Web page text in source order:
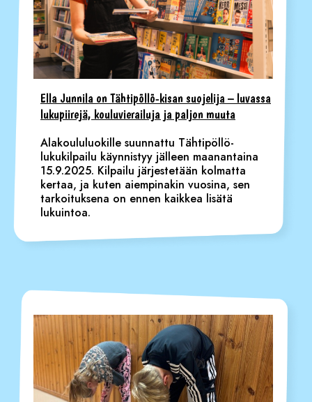
Ella Junnila on Tähtipöllö-kisan suojelija – luvassa
lukupiirejä, kouluvierailuja ja paljon muuta
Alakoululuokille suunnattu Tähtipöllö-
lukukilpailu käynnistyy jälleen maanantaina
15.9.2025. Kilpailu järjestetään kolmatta
kertaa, ja kuten aiempinakin vuosina, sen
tarkoituksena on ennen kaikkea lisätä
lukuintoa.